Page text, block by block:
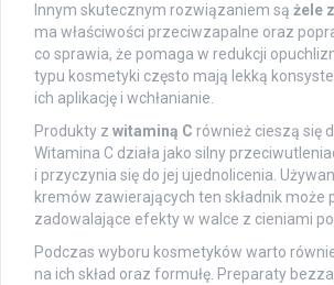
Innym skutecznym rozwiązaniem są żele
ma właściwości przeciwzapalne oraz
co sprawia, że pomaga w redukcji
typu kosmetyki często mają lekką
ich aplikację i wchłanianie.
Produkty z witaminą C również cieszą się
Witamina C działa jako silny
i przyczynia się do jej ujednolicenia.
kremów zawierających ten składnik może
zadowalające efekty w walce z cieniami
Podczas wyboru kosmetyków warto
na ich skład oraz formułę. Preparaty